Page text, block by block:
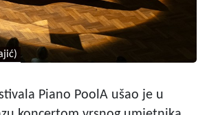
Piano PoolA ušao je u